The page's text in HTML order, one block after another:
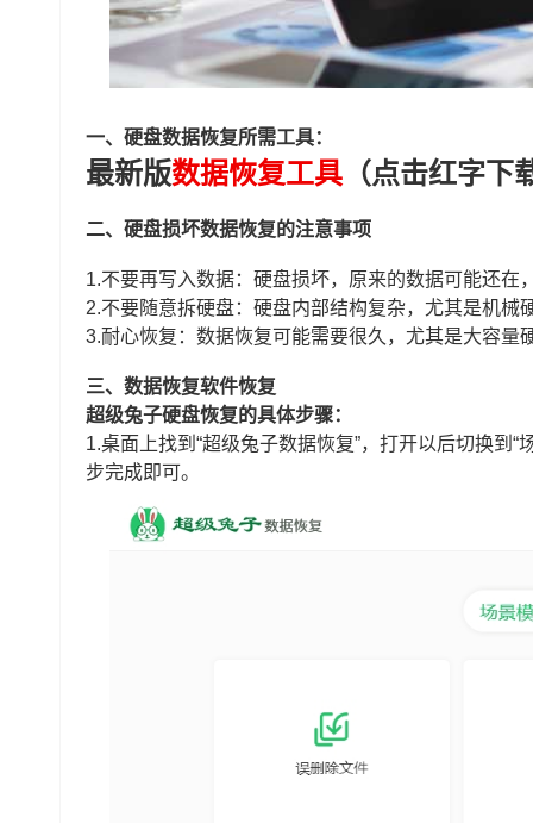
一、硬盘数据恢复所需工具：
最新版数据恢复工具 （点击红字下
二、硬盘损坏数据恢复的注意事项
1.不要再写入数据：硬盘损坏，原来的数据可能还
2.不要随意拆硬盘：硬盘内部结构复杂，尤其是机械
3.耐心恢复：数据恢复可能需要很久，尤其是大容量
三、数据恢复软件恢复
超级兔子硬盘恢复的具体步骤：
1.桌面上找到“超级兔子数据恢复”，打开以后切换到
步完成即可。